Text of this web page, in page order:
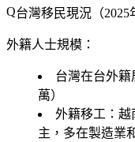
台灣移民現況（2025
外籍人士規模：
台灣在台外籍
萬）
外籍移工：越
主，多在製造業